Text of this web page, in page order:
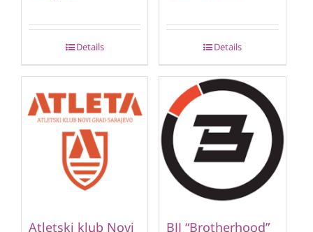
Details Details
Atletski klub Novi
BJJ “Brotherhood”